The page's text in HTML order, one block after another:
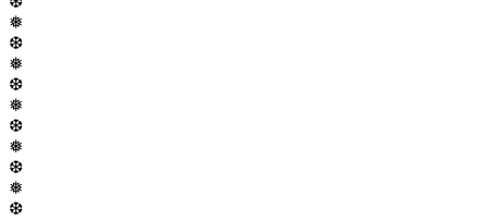
❅
❆
❅
❆
❅
❆
❅
❆
❅
❆